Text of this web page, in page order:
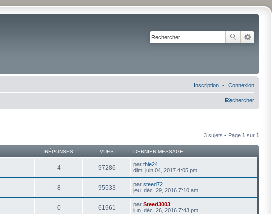
Connexion
Inscription
Rechercher
3 sujets • Page 1 sur 1
RÉPONSES VUES DERNIER MESSAGE
4 97286 par thie24
dim. juin 04, 2017 4:05 pm
8 95533 par steed72
jeu. déc. 29, 2016 7:10 am
0 61961 par Steed3003
lun. déc. 26, 2016 7:43 pm